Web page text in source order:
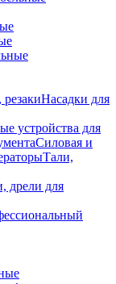
Насадки для
устройства для
Силовая и
Тали,
дрели для